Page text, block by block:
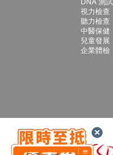
視力檢查
聽力檢查
中醫保健
兒童發展
企業體檢